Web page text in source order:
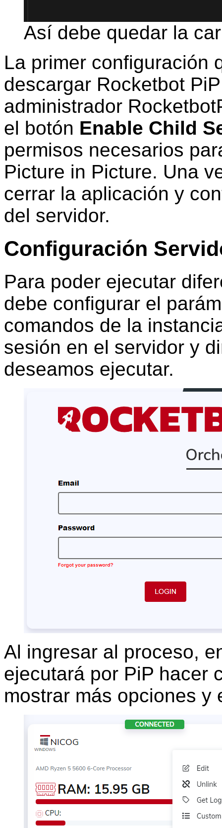
Así debe quedar la
La primer configuración
descargar Rocketbot
administrador
el botón Enable Child
permisos necesarios
Picture in Picture. Una
cerrar la aplicación y
del servidor.
Configuración
Para poder ejecutar
debe configurar el
comandos de la
sesión en el servidor y
deseamos ejecutar.
Al ingresar al proceso,
ejecutará por PiP hacer
mostrar más opciones y